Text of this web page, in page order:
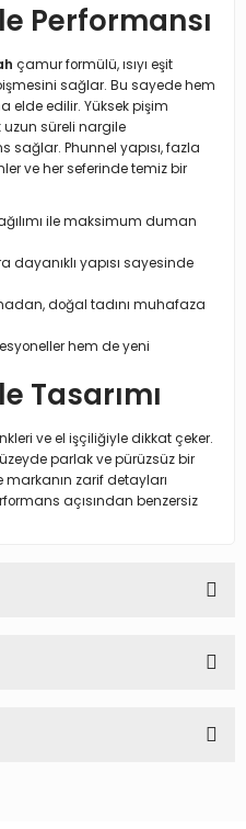
Performansı
çamur formülü, ısıyı eşit
sağlar. Bu sayede hem
edilir. Yüksek pişim
uzun süreli nargile
sağlar. Phunnel yapısı, fazla
ve her seferinde temiz bir
ile maksimum duman
dayanıklı yapısı sayesinde
doğal tadını muhafaza
hem de yeni
Tasarımı
ve el işçiliğiyle dikkat çeker.
parlak ve pürüzsüz bir
markanın zarif detayları
açısından benzersiz